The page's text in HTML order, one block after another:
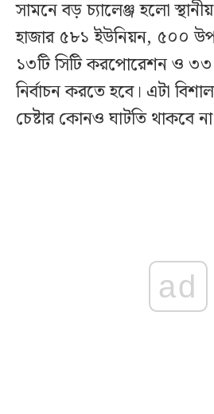
সামনে বড় চ্যালেঞ্জ হলো
হাজার ৫৮১ ইউনিয়ন, ৫০০
১৩টি সিটি করপোরেশন ও
নির্বাচন করতে হবে। এটা
চেষ্টার কোনও ঘাটতি থাকবে
ad